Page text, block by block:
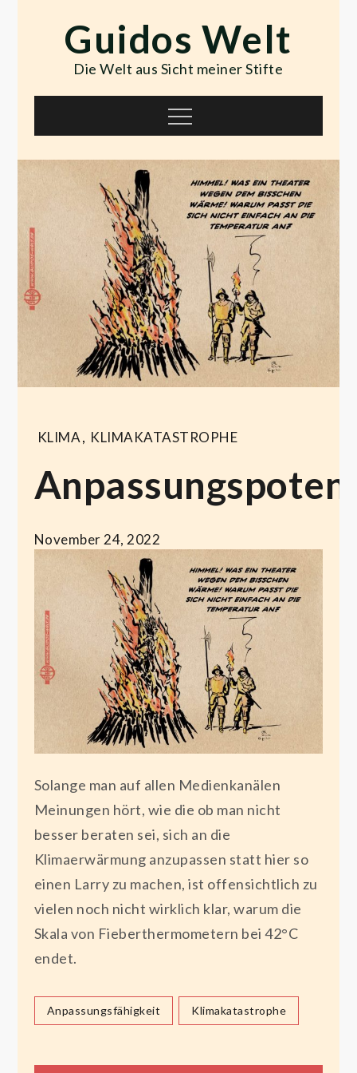
contentGuidos Welt
Die Welt aus Sicht meiner Stifte
Menu
KLIMA, KLIMAKATASTROPHE
November 24, 2022
Solange man auf allen Medienkanälen
Meinungen hört, wie die ob man nicht
besser beraten sei, sich an die
Klimaerwärmung anzupassen statt hier so
einen Larry zu machen, ist offensichtlich zu
vielen noch nicht wirklich klar, warum die
Skala von Fieberthermometern bei 42°C
endet.
Anpassungsfähigkeit Klimakatastrophe